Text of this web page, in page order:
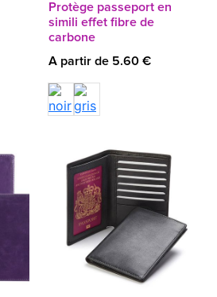
Protège passeport en
simili effet fibre de
carbone
A partir de 5.60 €